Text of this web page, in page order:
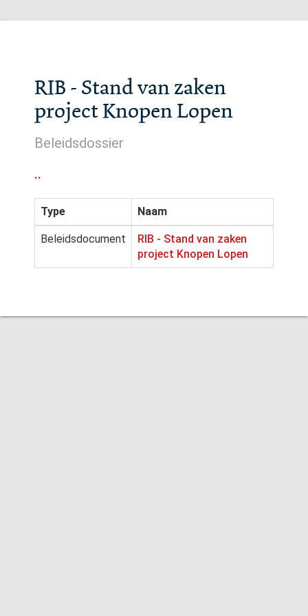
RIB - Stand van zaken
project Knopen Lopen
Beleidsdossier
..
Type Naam
Beleidsdocument
RIB - Stand van zaken
project Knopen Lopen